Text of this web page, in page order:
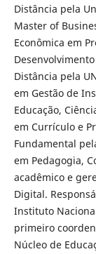
Distância pela
Master of
Econômica em
Distância pela
em Gestão de
Educação,
em Currículo e
Fundamental
em Pedagogia,
acadêmico e
Digital.
Instituto
primeiro
Núcleo de